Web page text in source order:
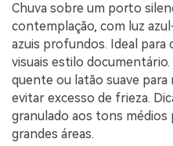
Chuva sobre um porto
contemplação, com luz
azuis profundos. Ideal para
visuais estilo
quente ou latão suave
evitar excesso de frieza.
granulado aos tons médios
grandes áreas.